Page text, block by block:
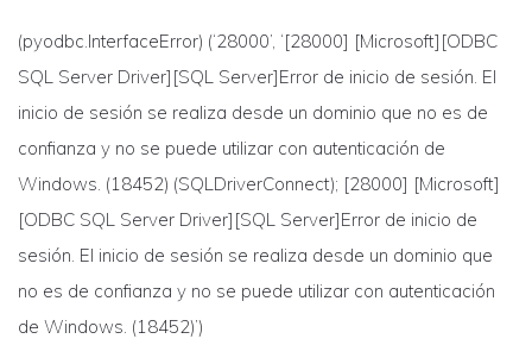
(pyodbc.InterfaceError) (‘28000’, ‘[28000] [Microsoft][ODBC
SQL Server Driver][SQL Server]Error de inicio de sesión. El
inicio de sesión se realiza desde un dominio que no es de
confianza y no se puede utilizar con autenticación de
Windows. (18452) (SQLDriverConnect); [28000] [Microsoft]
[ODBC SQL Server Driver][SQL Server]Error de inicio de
sesión. El inicio de sesión se realiza desde un dominio que
no es de confianza y no se puede utilizar con autenticación
de Windows. (18452)’)